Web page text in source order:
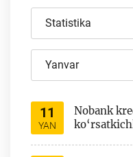
Statistika
Yanvar
11
YAN
Nobank